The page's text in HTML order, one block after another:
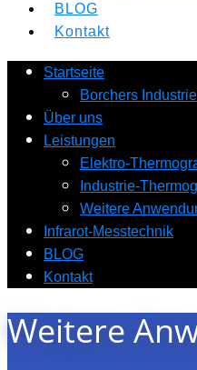
BLOG
Kontakt
Startseite
Borchers
Über uns
Leistungen
Elektro-
Industrie-
Weitere
Infrarot-Messtechnik
BLOG
Kontakt
Weitere